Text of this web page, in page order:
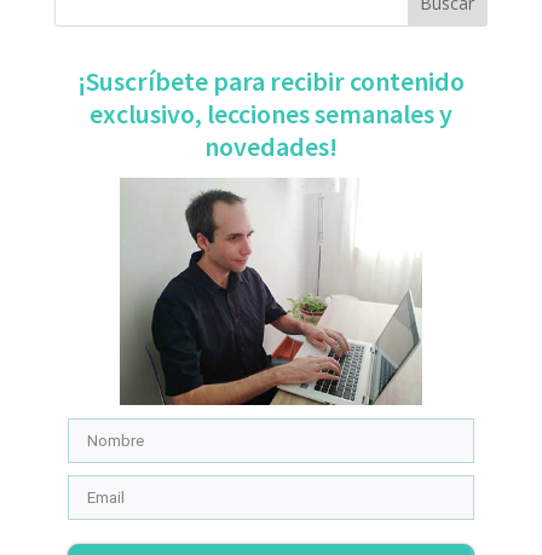
​¡Suscríbete para recibir contenido
exclusivo, ​lecciones semanales y
novedades!